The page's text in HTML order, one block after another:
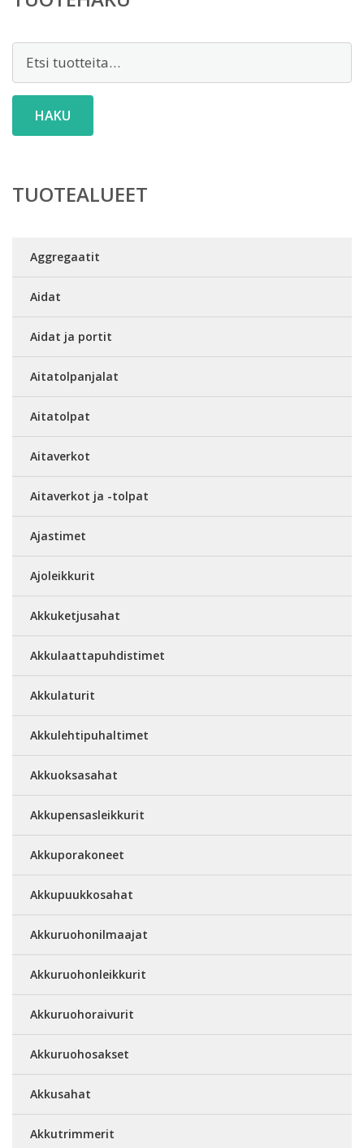
Etsi:
HAKU
TUOTEALUEET
Aggregaatit
Aidat
Aidat ja portit
Aitatolpanjalat
Aitatolpat
Aitaverkot
Aitaverkot ja -tolpat
Ajastimet
Ajoleikkurit
Akkuketjusahat
Akkulaattapuhdistimet
Akkulaturit
Akkulehtipuhaltimet
Akkuoksasahat
Akkupensasleikkurit
Akkuporakoneet
Akkupuukkosahat
Akkuruohonilmaajat
Akkuruohonleikkurit
Akkuruohoraivurit
Akkuruohosakset
Akkusahat
Akkutrimmerit